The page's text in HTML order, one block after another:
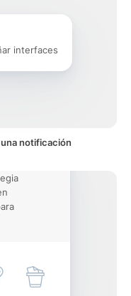
interfaces
notificación